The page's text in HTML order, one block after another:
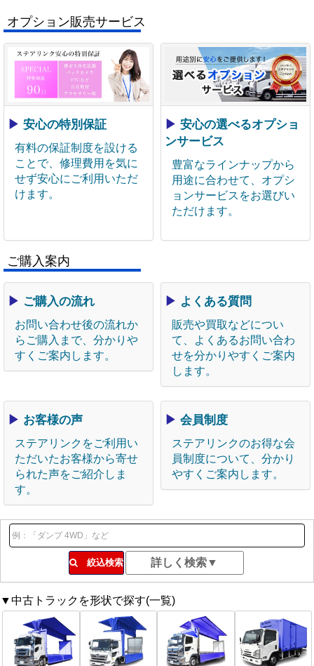
オプション販売サービス
▶ 安心の特別保証
有料の保証制度を設ける
ことで、修理費用を気に
せず安心にご利用いただ
けます。
▶ 安心の選べるオプショ
ンサービス
豊富なラインナップから
用途に合わせて、オプシ
ョンサービスをお選びい
ただけます。
ご購入案内
▶ ご購入の流れ
お問い合わせ後の流れか
らご購入まで、分かりや
すくご案内します。
▶ よくある質問
販売や買取などについ
て、よくあるお問い合わ
せを分かりやすくご案内
します。
▶ お客様の声
ステアリンクをご利用い
ただいたお客様から寄せ
られた声をご紹介しま
す。
▶ 会員制度
ステアリンクのお得な会
員制度について、分かり
やすくご案内します。
絞込検索
▼中古トラックを形状で探す(一覧)